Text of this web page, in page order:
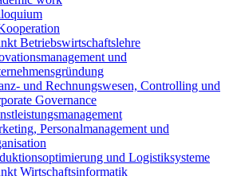
Betriebswirtschaftslehre
und
und Rechnungswesen, Controlling und
Governance
Personalmanagement und
und Logistiksysteme
Wirtschaftsinformatik